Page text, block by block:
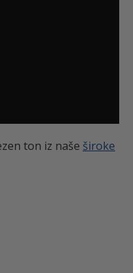
ton iz naše široke